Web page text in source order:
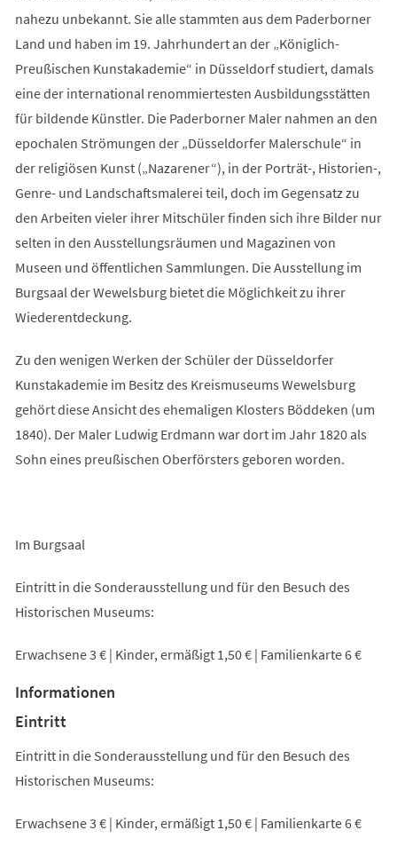
nahezu unbekannt. Sie alle stammten aus dem Paderborner
Land und haben im 19. Jahrhundert an der „Königlich-
Preußischen Kunstakademie“ in Düsseldorf studiert, damals
eine der international renommiertesten Ausbildungsstätten
für bildende Künstler. Die Paderborner Maler nahmen an den
epochalen Strömungen der „Düsseldorfer Malerschule“ in
der religiösen Kunst („Nazarener“), in der Porträt-, Historien-,
Genre- und Landschaftsmalerei teil, doch im Gegensatz zu
den Arbeiten vieler ihrer Mitschüler finden sich ihre Bilder nur
selten in den Ausstellungsräumen und Magazinen von
Museen und öffentlichen Sammlungen. Die Ausstellung im
Burgsaal der Wewelsburg bietet die Möglichkeit zu ihrer
Wiederentdeckung.
Zu den wenigen Werken der Schüler der Düsseldorfer
Kunstakademie im Besitz des Kreismuseums Wewelsburg
gehört diese Ansicht des ehemaligen Klosters Böddeken (um
1840). Der Maler Ludwig Erdmann war dort im Jahr 1820 als
Sohn eines preußischen Oberförsters geboren worden.
Im Burgsaal
Eintritt in die Sonderausstellung und für den Besuch des
Historischen Museums:
Erwachsene 3 € | Kinder, ermäßigt 1,50 € | Familienkarte 6 €
Informationen
Eintritt
Eintritt in die Sonderausstellung und für den Besuch des
Historischen Museums:
Erwachsene 3 € | Kinder, ermäßigt 1,50 € | Familienkarte 6 €